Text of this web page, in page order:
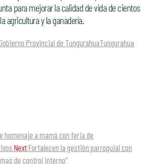
para mejorar la calidad de vida de cientos
agricultura y la ganadería.
Provincial de TungurahuaTungurahua
homenaje a mamá con feria de
Next Fortalecen la gestión parroquial con
de control interno”